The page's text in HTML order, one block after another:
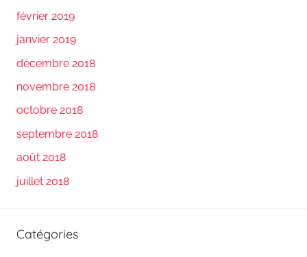
février 2019
janvier 2019
décembre 2018
novembre 2018
octobre 2018
septembre 2018
août 2018
juillet 2018
Catégories